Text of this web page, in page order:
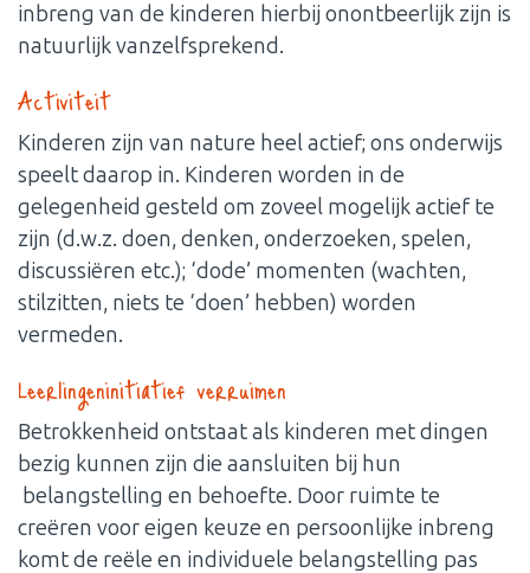
inbreng van de kinderen hierbij onontbeerlijk zijn is
natuurlijk vanzelfsprekend.
Activiteit
Kinderen zijn van nature heel actief; ons onderwijs
speelt daarop in. Kinderen worden in de
gelegenheid gesteld om zoveel mogelijk actief te
zijn (d.w.z. doen, denken, onderzoeken, spelen,
discussiëren etc.); ‘dode’ momenten (wachten,
stilzitten, niets te ‘doen’ hebben) worden
vermeden.
Leerlingeninitiatief verruimen
Betrokkenheid ontstaat als kinderen met dingen
bezig kunnen zijn die aansluiten bij hun
belangstelling en behoefte. Door ruimte te
creëren voor eigen keuze en persoonlijke inbreng
komt de reële en individuele belangstelling pas